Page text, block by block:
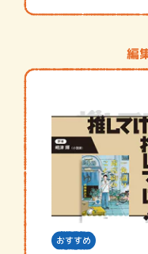
編
おすすめ